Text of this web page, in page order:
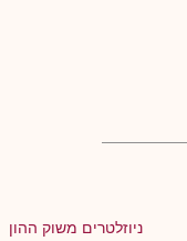
ניוזלטרים משוק ההון